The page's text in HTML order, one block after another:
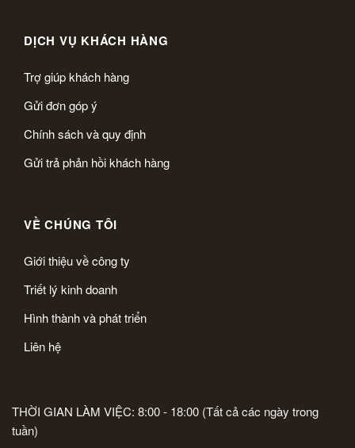
DỊCH VỤ KHÁCH HÀNG
Trợ giúp khách hàng
Gửi đơn góp ý
Chính sách và quy định
Gửi trả phản hồi khách hàng
VỀ CHÚNG TÔI
Giới thiệu về công ty
Triết lý kinh doanh
Hình thành và phát triển
Liên hệ
THỜI GIAN LÀM VIỆC: 8:00 - 18:00 (Tất cả các ngày trong
tuần)